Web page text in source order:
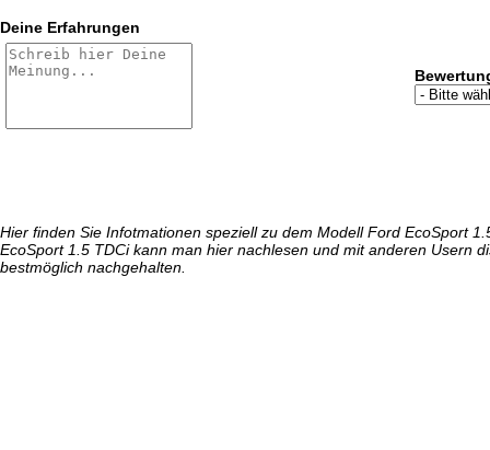
Deine Erfahrungen
Hier finden Sie Infotmationen speziell zu dem Modell Ford EcoSport
EcoSport 1.5 TDCi kann man hier nachlesen und mit anderen Usern
bestmöglich nachgehalten.